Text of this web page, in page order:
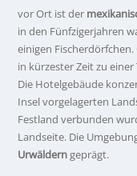
vor Ort ist der
in den Fünfzigerjahren
einigen
in kürzester Zeit zu
Die Hotelgebäude
Insel vorgelagerten
Festland verbunden
Landseite. Die
Urwälderngeprägt.